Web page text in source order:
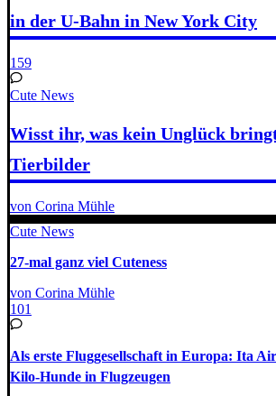
in der U-Bahn in New York City
159
Cute News
Wisst ihr, was kein Unglück
Tierbilder
von Corina Mühle
Cute News
27-mal ganz viel Cuteness
von Corina Mühle
101
Als erste Fluggesellschaft in Europa: Ita
Kilo-Hunde in Flugzeugen